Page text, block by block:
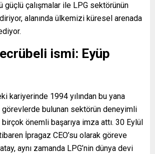
güçlü çalışmalar ile LPG sektörünün
alanında ülkemizi küresel arenada
ismi: Eyüp
kariyerinde 1994 yılından bu yana
görevlerde bulunan sektörün deneyimli
önemli başarıya imza attı. 30 Eylül
İpragaz CEO’su olarak göreve
aynı zamanda LPG’nin dünya devi